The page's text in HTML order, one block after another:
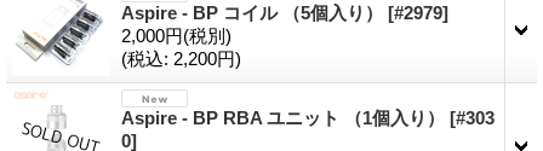
Aspire - BP コイル （5個入り） [#2979]
2,000円(税別)
(税込: 2,200円)
Aspire - BP RBA ユニット （1個入り） [#303
0]